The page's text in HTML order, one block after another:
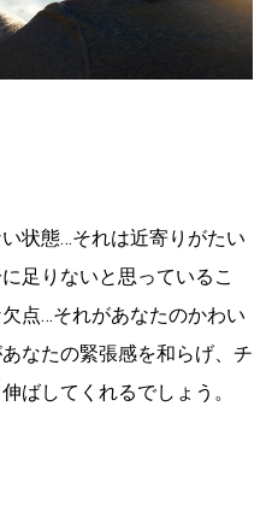
状態…それは近寄りがたい
足りないと思っているこ
点…それがあなたのかわい
なたの緊張感を和らげ、チ
ばしてくれるでしょう。